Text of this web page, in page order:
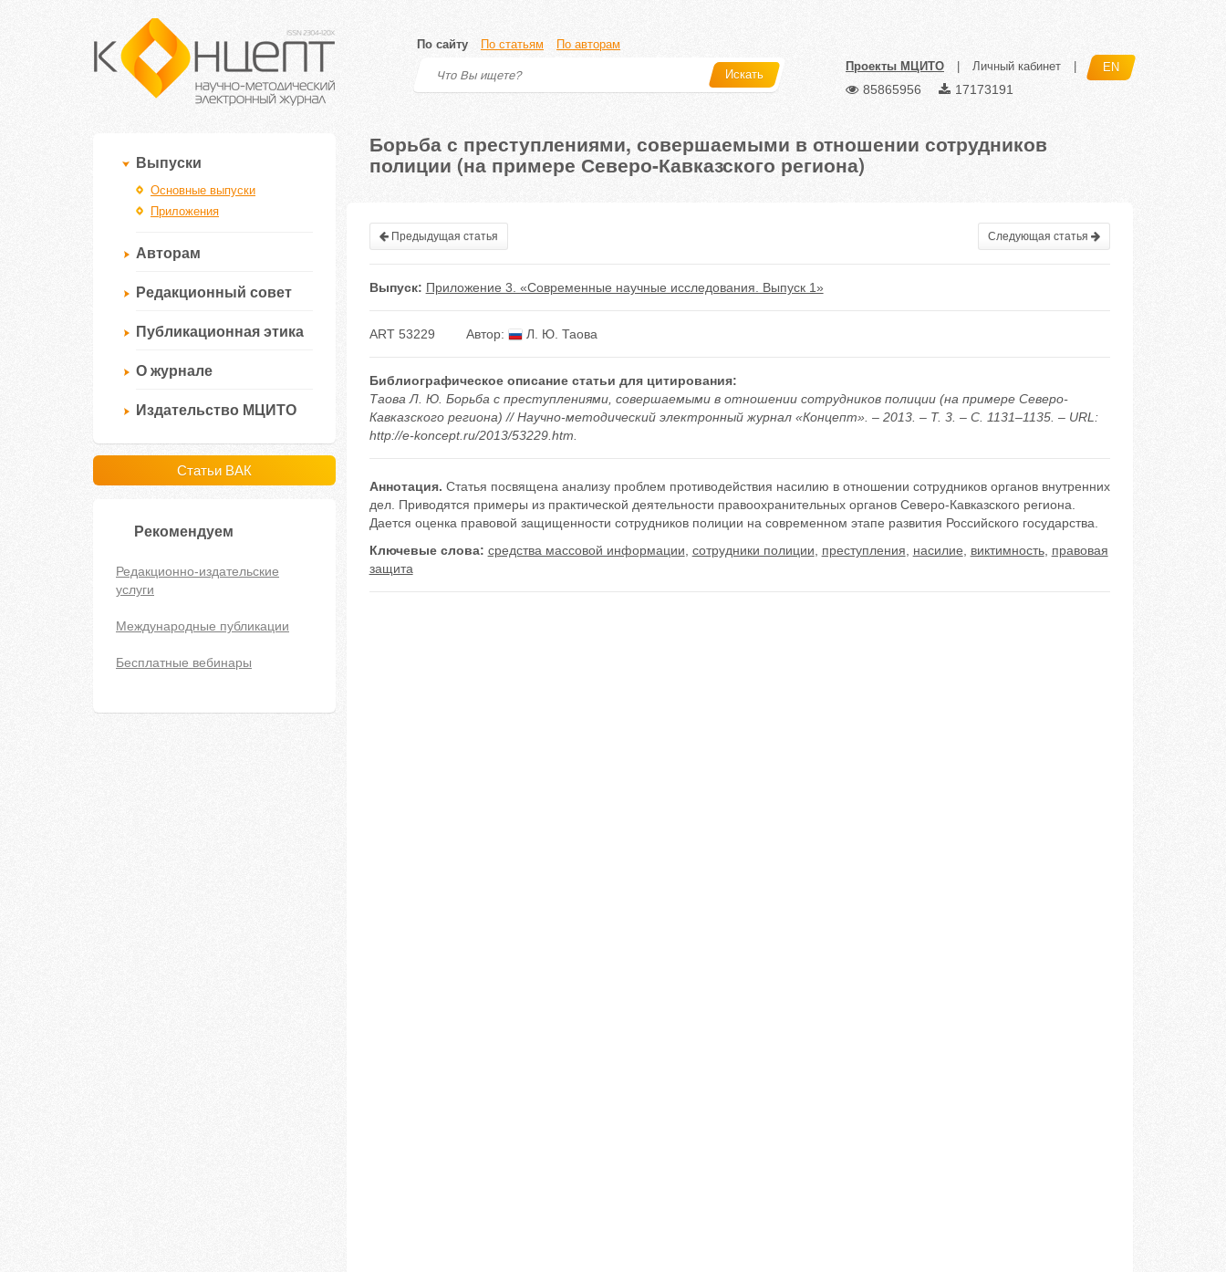
По сайту По статьям По авторам
Искать
Проекты МЦИТО Личный кабинет EN
85865956 17173191
Выпуски
Основные выпуски
Приложения
Авторам
Редакционный совет
Публикационная этика
О журнале
Издательство МЦИТО
Статьи ВАК
Рекомендуем
Редакционно-издательские
услуги
Международные публикации
Бесплатные вебинары
Борьба с преступлениями, совершаемыми в отношении сотрудников
полиции (на примере Северо-Кавказского региона)
Предыдущая статья Следующая статья
Выпуск: Приложение 3. «Современные научные исследования. Выпуск 1»
ART 53229 Автор: Л. Ю. Таова
Библиографическое описание статьи для цитирования:
Таова Л. Ю. Борьба с преступлениями, совершаемыми в отношении сотрудников полиции (на примере Северо-
Кавказского региона) // Научно-методический электронный журнал «Концепт». – 2013. – Т. 3. – С. 1131–1135. – URL:
http://e-koncept.ru/2013/53229.htm.
Аннотация. Статья посвящена анализу проблем противодействия насилию в отношении сотрудников органов внутренних
дел. Приводятся примеры из практической деятельности правоохранительных органов Северо-Кавказского региона.
Дается оценка правовой защищенности сотрудников полиции на современном этапе развития Российского государства.
Ключевые слова: средства массовой информации сотрудники полиции преступления насилие виктимность, правовая
защита